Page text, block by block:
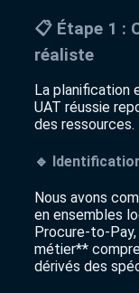
📋 Étape 1 :
réaliste
La planification
UAT réussie
des ressources.
🔹
Nous avons
en ensembles
Procure-to-
métier**
dérivés des